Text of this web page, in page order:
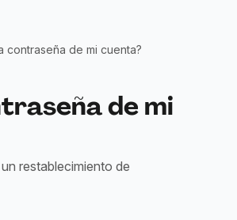
contraseña de mi cuenta?
de mi
restablecimiento de